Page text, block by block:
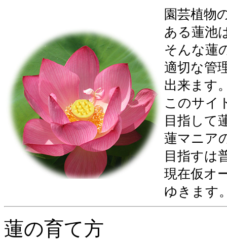
園芸植物
ある蓮池
そんな蓮
適切な管
出来ます
このサイ
目指して
蓮マニア
目指すは
現在仮オ
ゆきます
蓮の育て方